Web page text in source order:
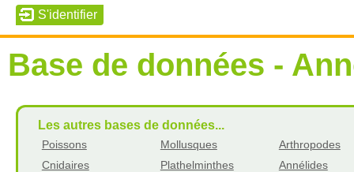
Base de données -
Les autres bases de données...
Poissons Mollusques
Arthropodes
Cnidaires
Plathelminthes
Annélides